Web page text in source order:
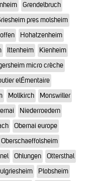
Grendelbruch
pres molsheim
Hohatzenheim
Ittenheim
Kienheim
micro crèche
elÉmentaire
Mollkirch
Monswiller
Niederroedern
Obernai europe
Oberschaeffolsheim
Ohlungen
Ottersthal
Plobsheim